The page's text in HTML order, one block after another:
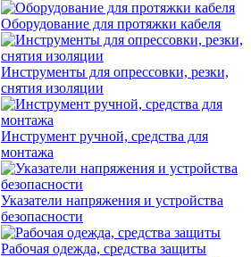
Оборудование для протяжки кабеля
Инструменты для опрессовки, резки,
снятия изоляции
Инструмент ручной, средства для
монтажа
Указатели напряжения и устройства
безопасности
Рабочая одежда, средства защиты